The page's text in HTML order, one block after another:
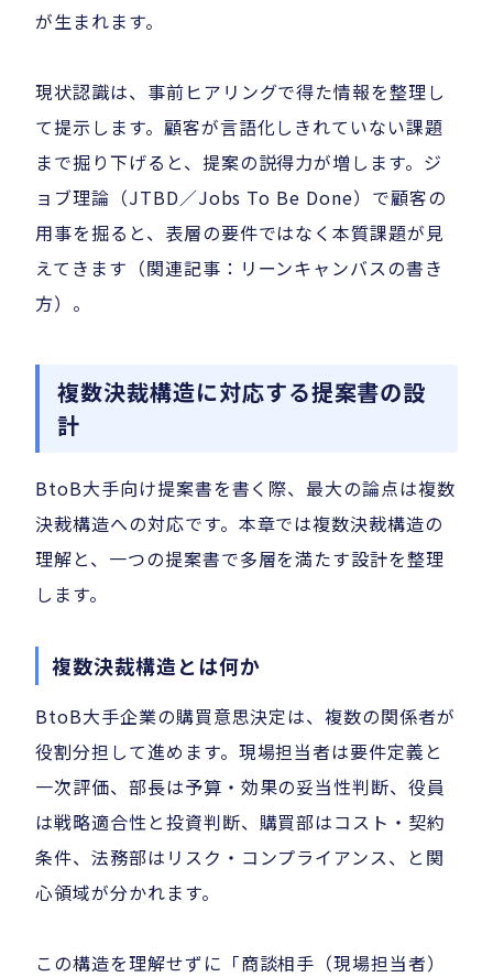
が生まれます。
現状認識は、事前ヒアリングで得た情報を整理し
て提示します。顧客が言語化しきれていない課題
まで掘り下げると、提案の説得力が増します。ジ
ョブ理論（JTBD／Jobs To Be Done）で顧客の
用事を掘ると、表層の要件ではなく本質課題が見
えてきます（関連記事：リーンキャンバスの書き
方）。
複数決裁構造に対応する提案書の設
計
BtoB大手向け提案書を書く際、最大の論点は複数
決裁構造への対応です。本章では複数決裁構造の
理解と、一つの提案書で多層を満たす設計を整理
します。
複数決裁構造とは何か
BtoB大手企業の購買意思決定は、複数の関係者が
役割分担して進めます。現場担当者は要件定義と
一次評価、部長は予算・効果の妥当性判断、役員
は戦略適合性と投資判断、購買部はコスト・契約
条件、法務部はリスク・コンプライアンス、と関
心領域が分かれます。
この構造を理解せずに「商談相手（現場担当者）